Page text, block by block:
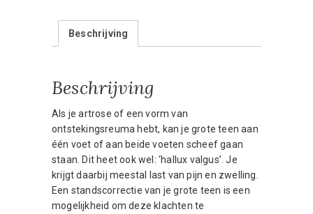
stuksBeschrijving
Beschrijving
Als je artrose of een vorm van
ontstekingsreuma hebt, kan je grote teen aan
één voet of aan beide voeten scheef gaan
staan. Dit heet ook wel: ‘hallux valgus’. Je
krijgt daarbij meestal last van pijn en zwelling.
Een standscorrectie van je grote teen is een
mogelijkheid om deze klachten te